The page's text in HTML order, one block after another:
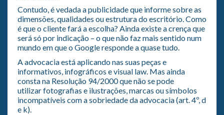
Contudo, é vedada a publicidade que informe sobre as
dimensões, qualidades ou estrutura do escritório. Como
é que o cliente fará a escolha? Ainda existe a crença que
será só por indicação – o que não faz mais sentido num
mundo em que o Google responde a quase tudo.
A advocacia está aplicando nas suas peças e
informativos, infográficos e visual law. Mas ainda
consta na Resolução 94/2000 que não se pode
utilizar fotografias e ilustrações, marcas ou símbolos
incompatíveis com a sobriedade da advocacia (art. 4º, d
e k).